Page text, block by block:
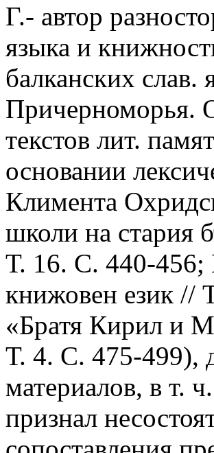
Г.- автор
языка и
балканских слав.
Причерноморья.
текстов лит.
основании
Климента
школи на стария
Т. 16. С. 440-456;
книжовен език //
«Братя Кирил и
Т. 4. С. 475-499),
материалов, в т.
признал